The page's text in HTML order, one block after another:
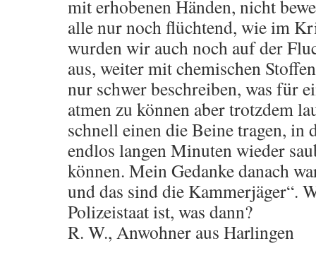
mit erhobenen Händen, nicht
alle nur noch flüchtend, wie im
wurden wir auch noch auf der
aus, weiter mit chemischen
nur schwer beschreiben, was für
atmen zu können aber trotzdem
schnell einen die Beine tragen, in
endlos langen Minuten wieder
können. Mein Gedanke danach
und das sind die Kammerjäger“.
Polizeistaat ist, was dann?
R. W., Anwohner aus Harlingen